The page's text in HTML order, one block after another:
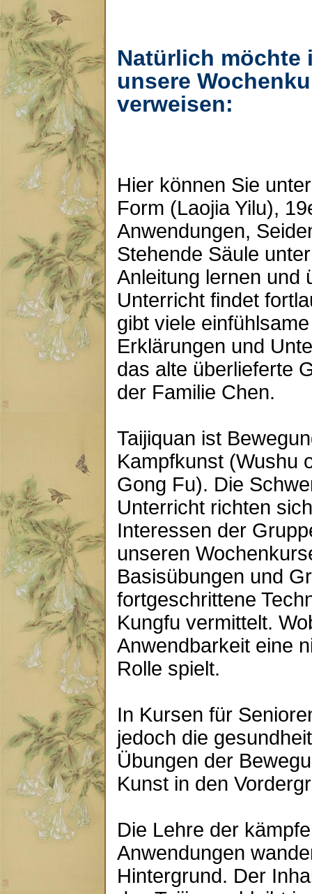
Natürlich möchte
unsere
verweisen:
Hier können Sie
Form (Laojia Yilu),
Anwendungen,
Stehende Säule
Anleitung lernen und
Unterricht findet
gibt viele
Erklärungen und
das alte überlieferte
der Familie Chen.
Taijiquan ist
Kampfkunst (Wushu
Gong Fu). Die
Unterricht richten
Interessen der
unseren
Basisübungen und
fortgeschrittene
Kungfu vermittelt.
Anwendbarkeit eine
Rolle spielt.
In Kursen für
jedoch die
Übungen der
Kunst in den
Die Lehre der
Anwendungen
Hintergrund. Der